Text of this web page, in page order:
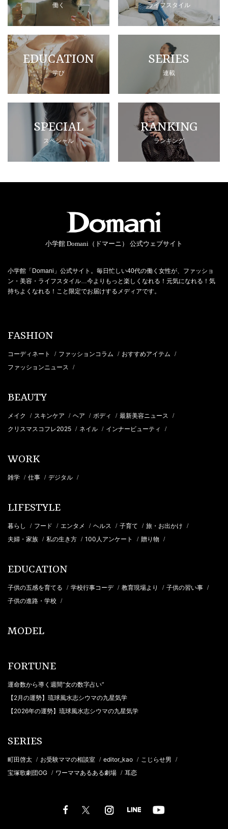
働く ライフスタイル
EDUCATION
学び
SERIES
連載
SPECIAL
スペシャル
RANKING
ランキング
小学館 Domani（ドマーニ） 公式ウェブサイト
小学館「Domani」公式サイト。毎日忙しい40代の働く女性が、ファッショ
ン・美容・ライフスタイル…今よりもっと楽しくなれる！元気になれる！気
持ちよくなれる！こと限定でお届けするメディアです。
FASHION
コーディネート / ファッションコラム / おすすめアイテム /
ファッションニュース /
BEAUTY
メイク / スキンケア / ヘア / ボディ / 最新美容ニュース /
クリスマスコフレ2025 / ネイル / インナービューティ /
WORK
雑学 / 仕事 / デジタル /
LIFESTYLE
暮らし / フード / エンタメ / ヘルス / 子育て / 旅・お出かけ /
夫婦・家族 / 私の生き方 / 100人アンケート / 贈り物 /
EDUCATION
子供の五感を育てる / 学校行事コーデ / 教育現場より / 子供の習い事 /
子供の進路・学校 /
MODEL
FORTUNE
運命数から導く週間“女の数字占い”
【2月の運勢】琉球風水志シウマの九星気学
【2026年の運勢】琉球風水志シウマの九星気学
SERIES
町田啓太 / お受験ママの相談室 / editor_kao / こじらせ男 /
宝塚歌劇団OG / ワーママあるある劇場 / 耳恋